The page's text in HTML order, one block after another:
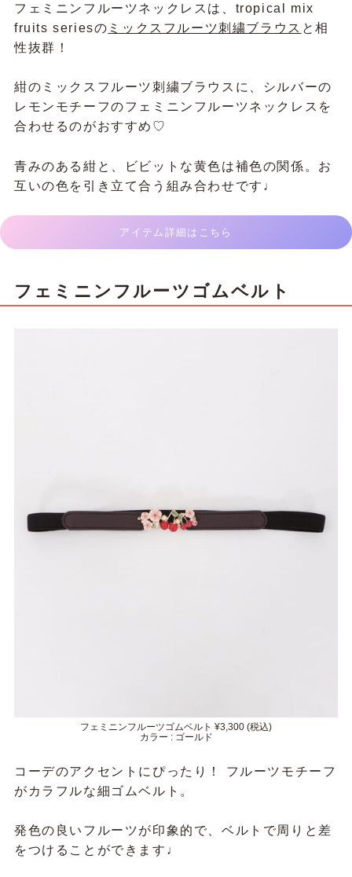
フェミニンフルーツネックレスは、tropical mix
fruits seriesの ミックスフルーツ刺繍ブラウス と相
性抜群！
紺のミックスフルーツ刺繍ブラウスに、シルバーの
レモンモチーフのフェミニンフルーツネックレスを
合わせるのがおすすめ♡
青みのある紺と、ビビットな黄色は補色の関係。お
互いの色を引き立て合う組み合わせです♩
アイテム詳細はこちら
フェミニンフルーツゴムベルト
フェミニンフルーツゴムベルト ¥3,300 (税込)
カラー : ゴールド
コーデのアクセントにぴったり！ フルーツモチーフ
がカラフルな細ゴムベルト。
発色の良いフルーツが印象的で、ベルトで周りと差
をつけることができます♩